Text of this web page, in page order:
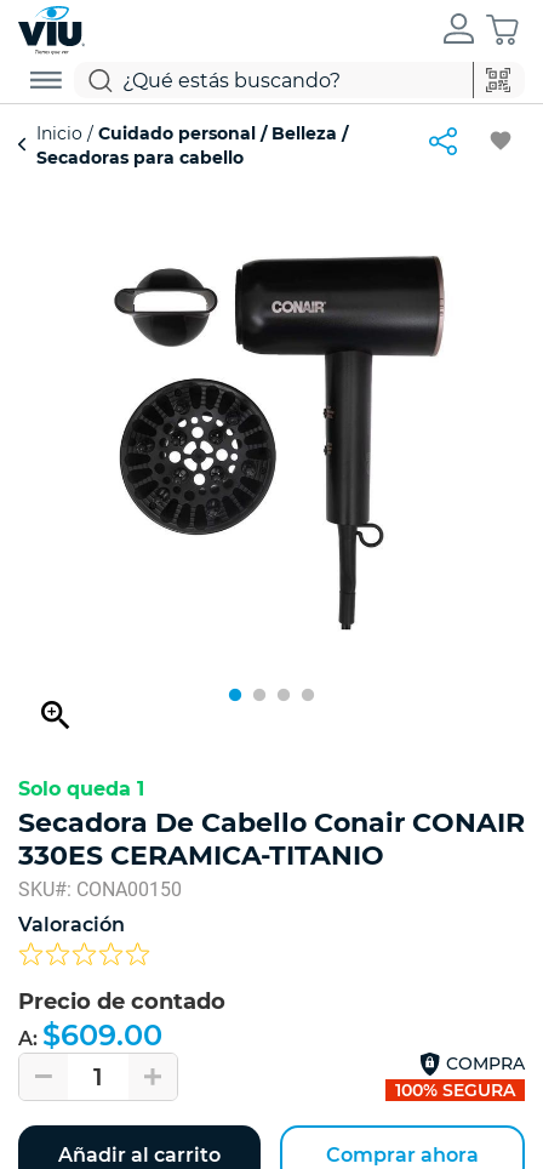
Inicio Cuidado personal Belleza
Secadoras para cabello
favorite
zoom_in
Solo queda 1
Secadora De Cabello Conair CONAIR
330ES CERAMICA-TITANIO
SKU#: CONA00150
Valoración
Precio de contado
A: $609.00
1
COMPRA
100% SEGURA
Añadir al carrito Comprar ahora